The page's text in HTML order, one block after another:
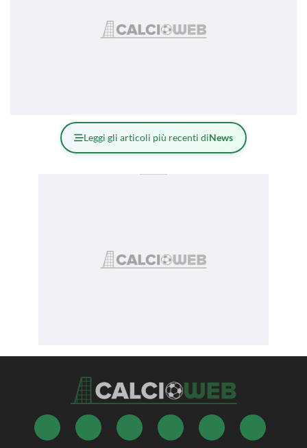
Leggi gli articoli più recenti diNews